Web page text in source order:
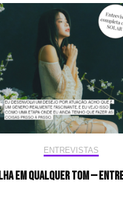
ENTREVISTAS
em qualquer tom —